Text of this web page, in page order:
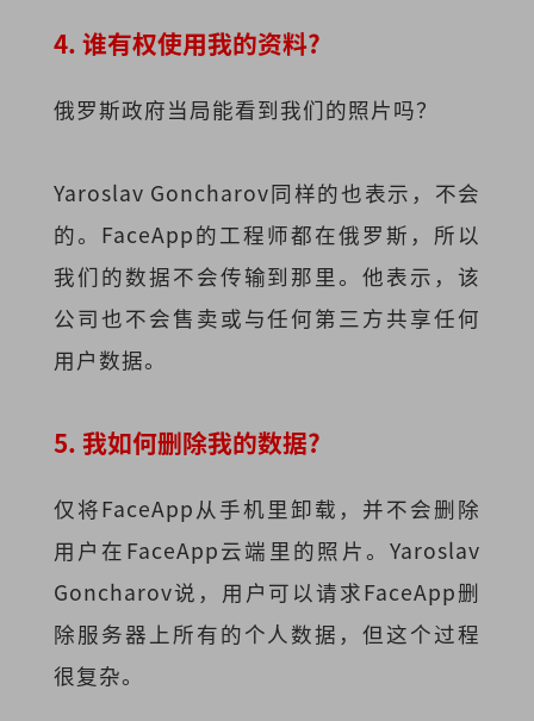
4. 谁有权使用我的资料?
俄罗斯政府当局能看到我们的照片吗？
Yaroslav Goncharov同样的也表示，不会
的。FaceApp的工程师都在俄罗斯，所以
我们的数据不会传输到那里。他表示，该
公司也不会售卖或与任何第三方共享任何
用户数据。
5. 我如何删除我的数据?
仅将FaceApp从手机里卸载，并不会删除
用户在FaceApp云端里的照片。Yaroslav
Goncharov说，用户可以请求FaceApp删
除服务器上所有的个人数据，但这个过程
很复杂。